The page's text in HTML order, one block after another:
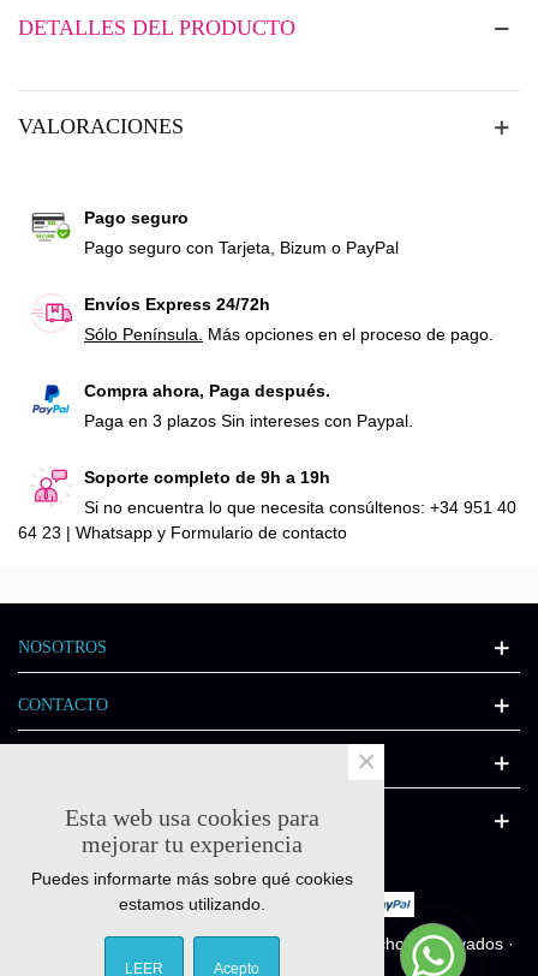
DETALLES DEL PRODUCTO
VALORACIONES
Pago seguro
Pago seguro con Tarjeta, Bizum o PayPal
Envíos Express 24/72h
Sólo Península. Más opciones en el proceso de pago.
Compra ahora, Paga después.
Paga en 3 plazos Sin intereses con Paypal.
Soporte completo de 9h a 19h
Si no encuentra lo que necesita consúltenos: +34 951 40
64 23 | Whatsapp y Formulario de contacto
NOSOTROS
CONTACTO
CATÁLOGO
© Quick-fitness.es 2011-2025 - Todos los derechos reservados ·
Diseñado por
Esta web usa cookies para
mejorar tu experiencia
Puedes informarte más sobre qué cookies
estamos utilizando.
LEER Acepto
×